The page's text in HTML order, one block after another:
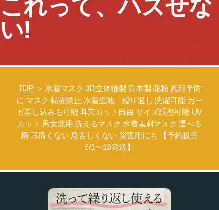
これって、ハズせな
い!
TOP ＞ 水着マスク 3D立体縫製 日本製 花粉 風邪予防
に マスク 転売禁止 水着生地 繰り返し 洗濯可能 ガー
ゼ差し込みも可能 耳穴カット自由 サイズ調整可能 UV
カット 男女兼用 洗えるマスク 水着素材マスク 選べる
柄 耳痛くない 息苦しくない 災害用にも 【予約販売
6/1〜10発送】